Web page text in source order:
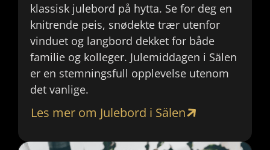
klassisk julebord på hytta. Se for deg en
knitrende peis, snødekte trær utenfor
vinduet og langbord dekket for både
familie og kolleger. Julemiddagen i Sälen
er en stemningsfull opplevelse utenom
det vanlige.
Les mer om Julebord i Sälen